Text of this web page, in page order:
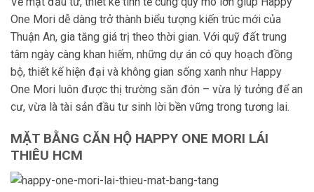
One Mori dễ dàng trở thành biểu tượng kiến trúc mới của
Thuận An, gia tăng giá trị theo thời gian. Với quỹ đất trung
tâm ngày càng khan hiếm, những dự án có quy hoạch đồng
bộ, thiết kế hiện đại và không gian sống xanh như Happy
One Mori luôn được thị trường săn đón – vừa lý tưởng để an
cư, vừa là tài sản đầu tư sinh lời bền vững trong tương lai.
MẶT BẰNG CĂN HỘ HAPPY ONE MORI LÁI
THIÊU HCM